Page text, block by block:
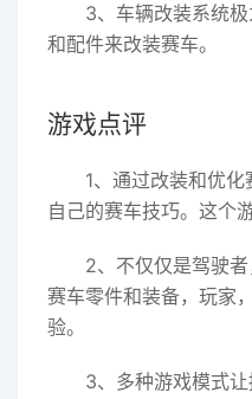
3、车辆改装系统
和配件来改装赛车。
游戏点评
1、通过改装和优
自己的赛车技巧。这个
2、不仅仅是驾驶
赛车零件和装备，玩家
验。
3、多种游戏模式